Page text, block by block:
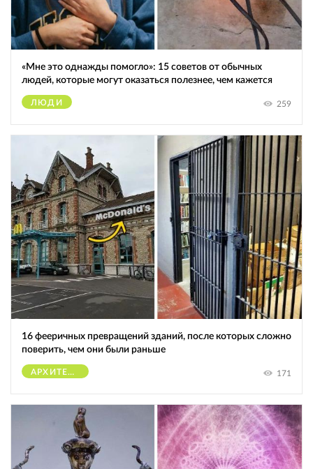
«Мне это однажды помогло»: 15 советов от обычных
людей, которые могут оказаться полезнее, чем кажется
ЛЮДИ 259
16 фееричных превращений зданий, после которых сложно
поверить, чем они были раньше
АРХИТЕКТУРА 171